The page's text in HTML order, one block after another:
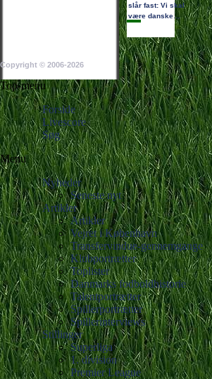
slår fast: Vi skal
være danske…
Copyright © 2006-2026
Top-menu
Forside
Livescore
Søg
Menu
Nyheder
Seneste nyt
Artikler
Artikler
Vejret i København
Transfervindue-gennemgange
Klubportrætter
Toplister
Danmarks fodboldhistorie
Talentportrætter
Spillerportrætter
Spillerinterviews
Stillinger
Superliga
1. division
Premier League